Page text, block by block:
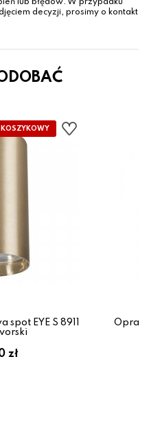
lub błędów. W przypadku
decyzji, prosimy o kontakt
EYE S 8911
zł